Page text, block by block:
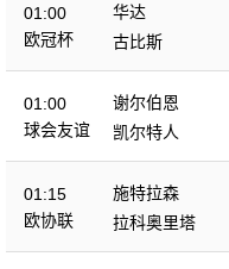
01:00
欧冠杯
华达
古比斯
01:00
球会友谊
谢尔伯恩
凯尔特人
01:15
欧协联
施特拉森
拉科奥里塔